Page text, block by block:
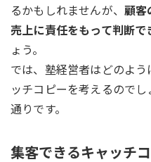
るかもしれませんが、 顧客
売上に責任をもって判断
ょう。
では、塾経営者はどのよ
ッチコピーを考えるので
通りです。
集客できるキャッチ